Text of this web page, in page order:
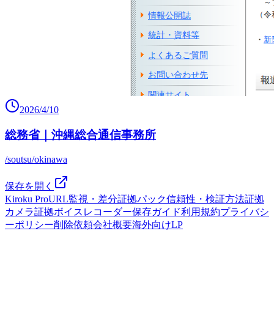
2026/4/10
総務省｜沖縄総合通信事務所
/soutsu/okinawa
保存を開く
Kiroku ProURL監視・差分証拠パック信頼性・検証方法証拠
カメラ証拠ボイスレコーダー保存ガイド利用規約プライバシ
ーポリシー削除依頼会社概要海外向けLP